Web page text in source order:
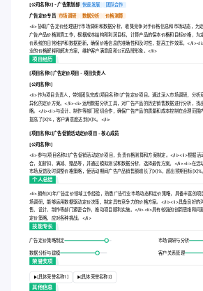
[公司名称2] - 广告策划部 快速发展 团队合作
广告定价专员 市场调研 数据分析 价格测算
<li>协助广告定价经理进行市场调研和数据分析，收集竞争对手价格信息和市场动态，为
广告产品价格测算工作，根据成本结构和利润目标，计算产品的保本价格和目标价格，
价系统的日常维护和数据更新，确保价格信息的准确性和及时性，提高工作效率。</
业的价格解释和解决方案，维护客户满意度和公司品牌形象。</li>
项目经历
[项目名称1]广告定价项目 - 项目负责人
[公司名称1]
<li>作为项目负责人，带领团队完成[项目名称1]广告定价项目。通过深入市场调研，分析
异化的定价方案。</li><li>运用数据分析工具，对广告产品的历史销售数据进行分析，找
略。</li><li>与设计、制作等部门密切合作，确保广告产品的质量和成本控制在合理范围
提高了[X]%，客户满意度达到[X]%。</li>
[项目名称2]广告促销活动定价项目 - 核心成员
[公司名称1]
<li>参与[项目名称2]广告促销活动定价项目，负责价格测算和方案制定。</li><li>根据活
合，如折扣、满减、赠品等，并通过模拟测试和数据分析，选择最优方案。</li><li>在活
市场反馈及时调整价格策略，使活动期间广告产品销售额增长了[X]%，超出预期目标
个人总结
<li>拥有[X]年广告定价领域工作经验，熟悉广告行业市场动态和定价策略，具备丰富的
场调研，能够运用数据驱动定价决策，制定具有竞争力的价格方案。</li><li>具备良好的
售、设计、制作等部门紧密合作，推动项目顺利实施。</li><li>具有较强的创新思维和问
定价策略，应对各种挑战。</li>
技能专长
广告定价策略制定 市场调研与分析
数据分析与建模 客户关系管理
荣誉奖项
[具体荣誉名称1] [具体荣誉名称2]
其他信息